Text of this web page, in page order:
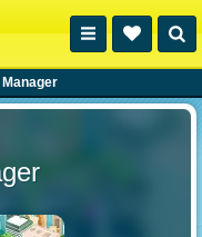
Manager